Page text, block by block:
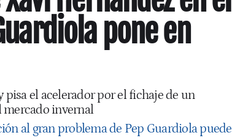
pone en
el acelerador por el fichaje de un
mercado invernal
al gran problema de Pep Guardiola puede